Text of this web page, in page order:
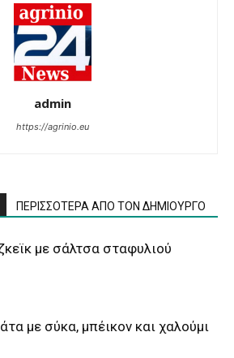
admin
https://agrinio.eu
ΠΕΡΙΣΣΟΤΕΡΑ ΑΠΟ ΤΟΝ ΔΗΜΙΟΥΡΓΟ
με σάλτσα σταφυλιού
με σύκα, μπέικον και χαλούμι